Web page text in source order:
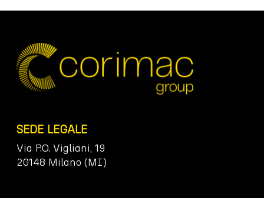
SEDE LEGALE
Via P.O. Vigliani, 19
20148 Milano (MI)